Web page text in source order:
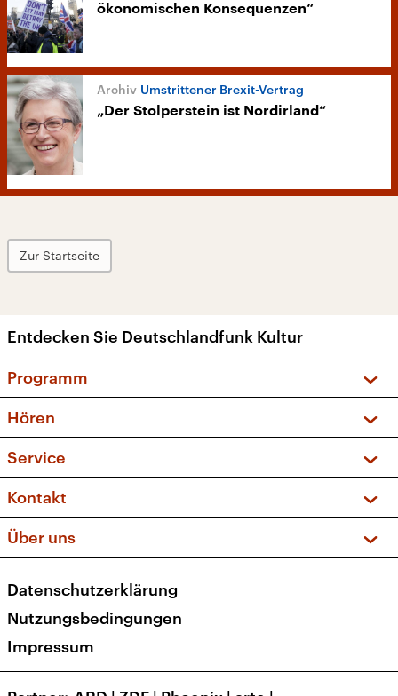
ökonomischen Konsequenzen“
Umstrittener Brexit-Vertrag
„Der Stolperstein ist Nordirland“
Zur Startseite
Entdecken Sie Deutschlandfunk Kultur
Programm
Sendungen und Podcasts
Musikliste
Kakadu – Das Kinderprogramm
Hören
Frequenzen (UKW + DAB+)
Service
FAQ
Apps
Newsletter
Veranstaltungen
Kontakt
Social Media
Über uns
Presse
Karriere
Transparenz
Datenschutzerklärung
Nutzungsbedingungen
Impressum